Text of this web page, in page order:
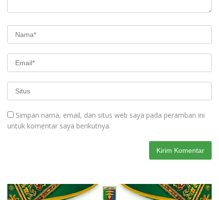
Simpan nama, email, dan situs web saya pada peramban ini
untuk komentar saya berikutnya.